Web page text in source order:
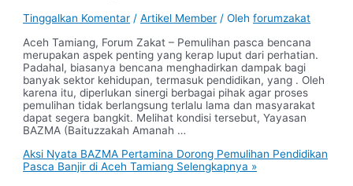
Tinggalkan Komentar /Artikel Member / Olehforumzakat
Aceh Tamiang, Forum Zakat – Pemulihan pasca bencana
merupakan aspek penting yang kerap luput dari perhatian.
Padahal, biasanya bencana menghadirkan dampak bagi
banyak sektor kehidupan, termasuk pendidikan, yang . Oleh
karena itu, diperlukan sinergi berbagai pihak agar proses
pemulihan tidak berlangsung terlalu lama dan masyarakat
dapat segera bangkit. Melihat kondisi tersebut, Yayasan
BAZMA (Baituzzakah Amanah …
Aksi Nyata BAZMA Pertamina Dorong Pemulihan Pendidikan
Pasca Banjir di Aceh Tamiang Selengkapnya »